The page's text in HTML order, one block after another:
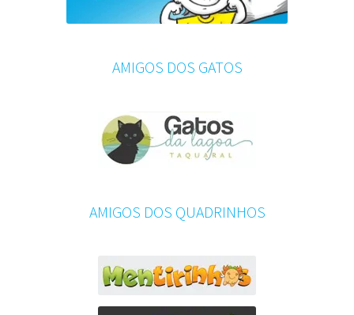
AMIGOS DOS GATOS
AMIGOS DOS QUADRINHOS